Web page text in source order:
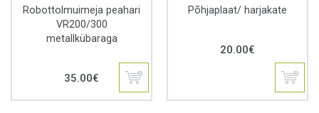
Robottolmuimeja peahari
VR200/300
metallkübaraga
35.00€
Põhjaplaat/ harjakate
20.00€